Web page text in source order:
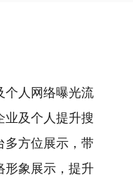
个人网络曝光流
及个人提升搜
多方位展示，带
形象展示，提升